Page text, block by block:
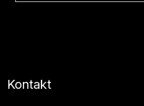
Kontakt